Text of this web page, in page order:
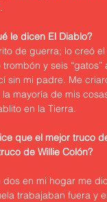
le dicen El Diablo?
de guerra; lo creó
y seis
sin mi padre. Me
mayoría de mis
en la Tierra.
que el mejor truco
de Willie Colón?
en mi hogar me
trabajaban fuera y